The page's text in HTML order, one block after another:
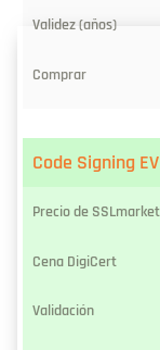
Code Signing EV